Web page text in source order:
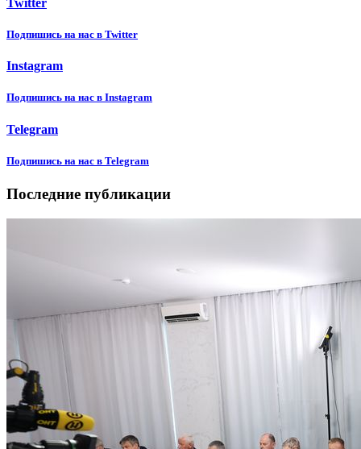
Twitter
Подпишиcь на нас в Twitter
Instagram
Подпишиcь на нас в Instagram
Telegram
Подпишиcь на нас в Telegram
Последние публикации